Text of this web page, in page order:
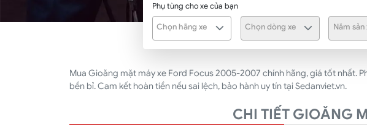
Phụ tùng cho xe của bạn
Chọn hãng xe Chọn dòng xe Năm sản
Mua Gioăng mặt máy xe Ford Focus 2005-2007 chính hãng, giá tốt nhất.
bền bỉ. Cam kết hoàn tiền nếu sai lệch, bảo hành uy tín tại Sedanviet.vn.
CHI TIẾT GIOĂNG